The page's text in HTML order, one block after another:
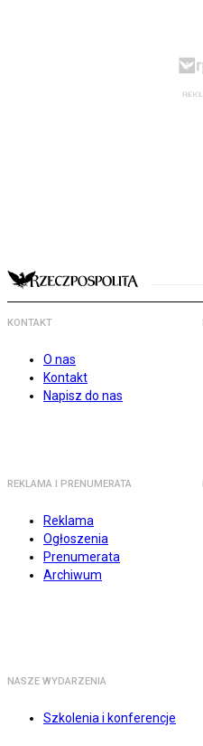
KONTAKT
O nas
Kontakt
Napisz do nas
REKLAMA I PRENUMERATA
Reklama
Ogłoszenia
Prenumerata
Archiwum
NASZE WYDARZENIA
Szkolenia i konferencje